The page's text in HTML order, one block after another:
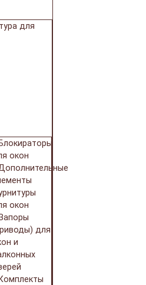
для
Блокираторы
окон
окон
для
и
Комплекты